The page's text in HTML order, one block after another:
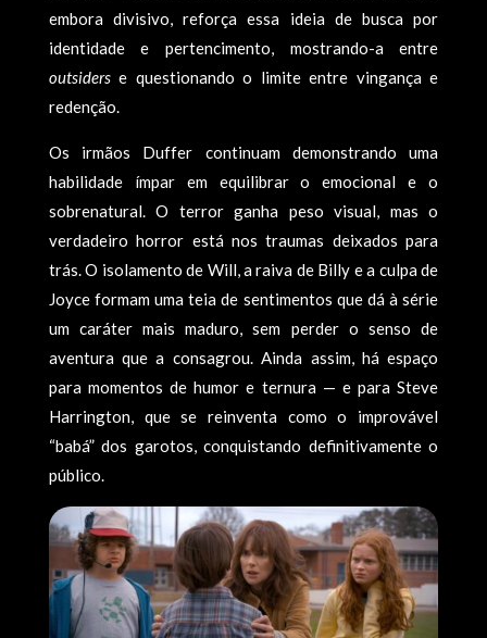
embora divisivo, reforça essa ideia de busca por
identidade e pertencimento, mostrando-a entre
outsiderse questionando o limite entre vingança e
redenção.
Os irmãos Duffer continuam demonstrando uma
habilidade ímpar em equilibrar o emocional e o
sobrenatural. O terror ganha peso visual, mas o
verdadeiro horror está nos traumas deixados para
trás. O isolamento de Will, a raiva de Billy e a culpa de
Joyce formam uma teia de sentimentos que dá à série
um caráter mais maduro, sem perder o senso de
aventura que a consagrou. Ainda assim, há espaço
para momentos de humor e ternura — e para Steve
Harrington, que se reinventa como o improvável
“babá” dos garotos, conquistando definitivamente o
público.